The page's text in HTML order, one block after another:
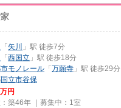
「 矢川
」駅 徒歩7分
「 西国立 」駅 徒歩18分
モノレール 「 万願寺 」駅 徒歩29分
国立市谷保
万円
築46年 ｜募集中： 1室